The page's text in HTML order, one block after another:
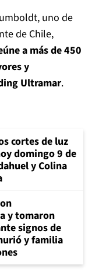
uno de
de Chile,
a más de 450
y
Ultramar.
cortes de luz
domingo 9 de
y Colina
y tomaron
signos de
y familia